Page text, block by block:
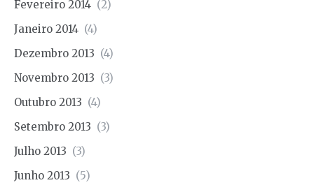
Fevereiro 2014 (2)
Janeiro 2014 (4)
Dezembro 2013 (4)
Novembro 2013 (3)
Outubro 2013 (4)
Setembro 2013 (3)
Julho 2013 (3)
Junho 2013 (5)